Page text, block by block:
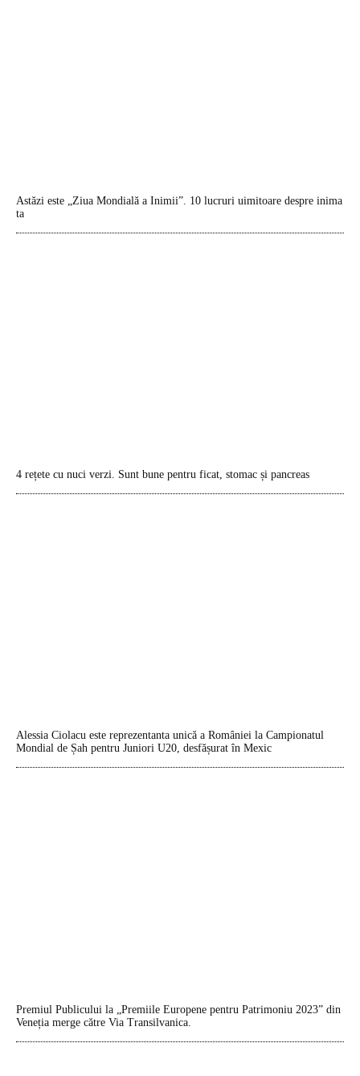
Astăzi este „Ziua Mondială a Inimii”. 10 lucruri uimitoare despre inima
ta
4 rețete cu nuci verzi. Sunt bune pentru ficat, stomac și pancreas
Alessia Ciolacu este reprezentanta unică a României la Campionatul
Mondial de Șah pentru Juniori U20, desfășurat în Mexic
Premiul Publicului la „Premiile Europene pentru Patrimoniu 2023” din
Veneția merge către Via Transilvanica.